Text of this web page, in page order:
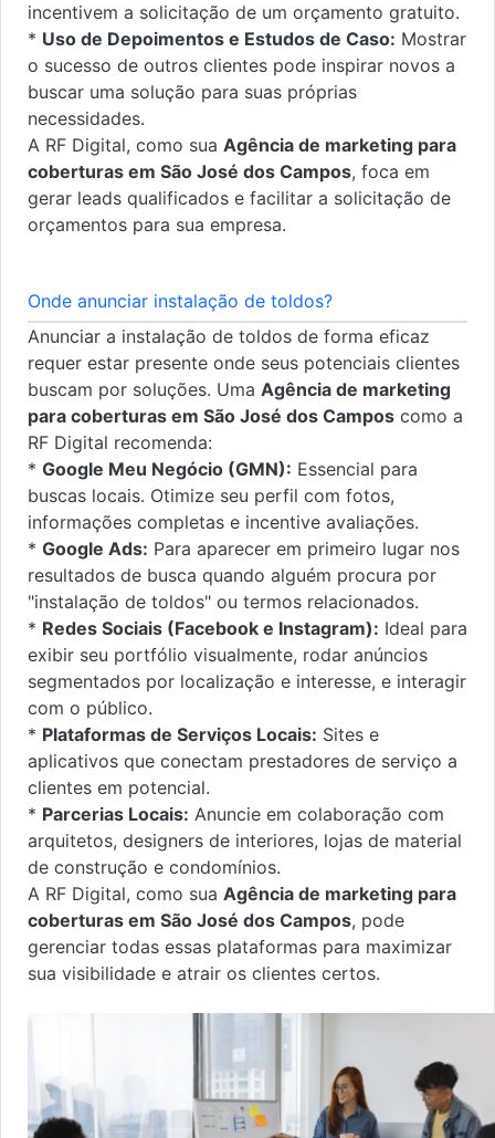
incentivem a solicitação de um orçamento gratuito.
* Uso de Depoimentos e Estudos de Caso: Mostrar
o sucesso de outros clientes pode inspirar novos a
buscar uma solução para suas próprias
necessidades.
A RF Digital, como sua Agência de marketing para
coberturas em São José dos Campos, foca em
gerar leads qualificados e facilitar a solicitação de
orçamentos para sua empresa.
Onde anunciar instalação de toldos?
Anunciar a instalação de toldos de forma eficaz
requer estar presente onde seus potenciais clientes
buscam por soluções. Uma Agência de marketing
para coberturas em São José dos Campos como a
RF Digital recomenda:
* Google Meu Negócio (GMN): Essencial para
buscas locais. Otimize seu perfil com fotos,
informações completas e incentive avaliações.
* Google Ads: Para aparecer em primeiro lugar nos
resultados de busca quando alguém procura por
"instalação de toldos" ou termos relacionados.
* Redes Sociais (Facebook e Instagram): Ideal para
exibir seu portfólio visualmente, rodar anúncios
segmentados por localização e interesse, e interagir
com o público.
* Plataformas de Serviços Locais: Sites e
aplicativos que conectam prestadores de serviço a
clientes em potencial.
* Parcerias Locais: Anuncie em colaboração com
arquitetos, designers de interiores, lojas de material
de construção e condomínios.
A RF Digital, como sua Agência de marketing para
coberturas em São José dos Campos, pode
gerenciar todas essas plataformas para maximizar
sua visibilidade e atrair os clientes certos.